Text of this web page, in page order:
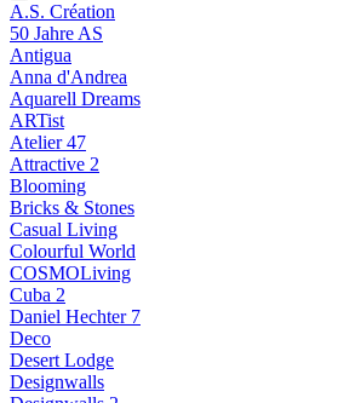
A.S. Création
50 Jahre AS
Antigua
Anna d'Andrea
Aquarell Dreams
ARTist
Atelier 47
Attractive 2
Blooming
Bricks & Stones
Casual Living
Colourful World
COSMOLiving
Cuba 2
Daniel Hechter 7
Deco
Desert Lodge
Designwalls